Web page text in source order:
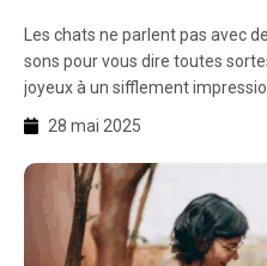
Les chats ne parlent pas avec
sons pour vous dire toutes
joyeux à un sifflement
que chaque bruit signifie et
chat. Sur cette page, vous
miaulement ? Les […]
28 mai 2025